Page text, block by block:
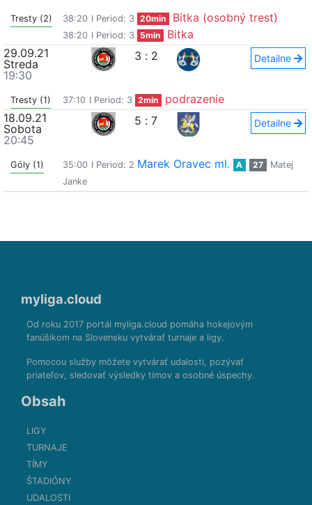
Tresty (2) 38:20 I Period: 3 20min Bitka (osobný trest)
38:20 I Period: 3 5min
Bitka
29.09.21
Streda
19:30
3 : 2 Detailne
Tresty (1) 37:10 I Period: 3 2min
podrazenie
18.09.21
Sobota
20:45
5 : 7 Detailne
Góly (1) 35:00 I Period: 2 Marek Oravec ml. A 27
Matej
Janke
myliga.cloud
Od roku 2017 portál myliga.cloud pomáha hokejovým
fanúšikom na Slovensku vytvárať turnaje a ligy.
Pomocou služby môžete vytvárať udalosti, pozývať
priateľov, sledovať výsledky tímov a osobné úspechy.
Obsah
LIGY
TURNAJE
TÍMY
ŠTADIÓNY
UDALOSTI